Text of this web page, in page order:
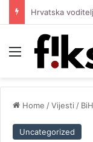
Menu
Home /Vijesti / BiH
Uncategorized